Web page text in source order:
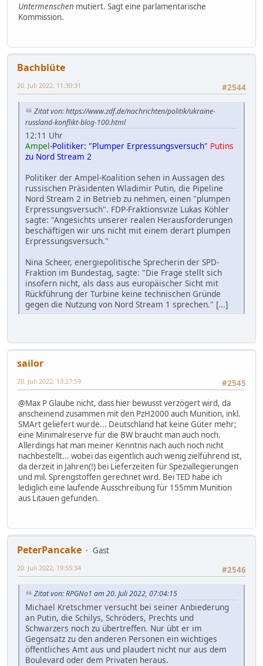
Untermenschen mutiert. Sagt eine parlamentarische
Kommission.
Bachblüte
#2544
20. Juli 2022, 11:30:31
Zitat von: https://www.zdf.de/nachrichten/politik/ukraine-
russland-konflikt-blog-100.html
12:11 Uhr
Ampel-Politiker: "Plumper Erpressungsversuch" Putins
zu Nord Stream 2
Politiker der Ampel-Koalition sehen in Aussagen des
russischen Präsidenten Wladimir Putin, die Pipeline
Nord Stream 2 in Betrieb zu nehmen, einen "plumpen
Erpressungsversuch". FDP-Fraktionsvize Lukas Köhler
sagte: "Angesichts unserer realen Herausforderungen
beschäftigen wir uns nicht mit einem derart plumpen
Erpressungsversuch."
Nina Scheer, energiepolitische Sprecherin der SPD-
Fraktion im Bundestag, sagte: "Die Frage stellt sich
insofern nicht, als dass aus europäischer Sicht mit
Rückführung der Turbine keine technischen Gründe
gegen die Nutzung von Nord Stream 1 sprechen." [...]
sailor
#2545
20. Juli 2022, 13:27:59
@Max P Glaube nicht, dass hier bewusst verzögert wird, da
anscheinend zusammen mit den PzH2000 auch Munition, inkl.
SMArt geliefert wurde... Deutschland hat keine Güter mehr;
eine Minimalreserve für die BW braucht man auch noch.
Allerdings hat man meiner Kenntnis nach auch noch nicht
nachbestellt... wobei das eigentlich auch wenig zielführend ist,
da derzeit in Jahren(!) bei Lieferzeiten für Speziallegierungen
und mil. Sprengstoffen gerechnet wird. Bei TED habe ich
lediglich eine laufende Ausschreibung für 155mm Munition
aus Litauen gefunden.
PeterPancake
Gast
#2546
20. Juli 2022, 19:55:34
Zitat von: RPGNo1 am 20. Juli 2022, 07:04:15
Michael Kretschmer versucht bei seiner Anbiederung
an Putin, die Schilys, Schröders, Prechts und
Schwarzers noch zu übertreffen. Nur übt er im
Gegensatz zu den anderen Personen ein wichtiges
öffentliches Amt aus und plaudert nicht nur aus dem
Boulevard oder dem Privaten heraus.